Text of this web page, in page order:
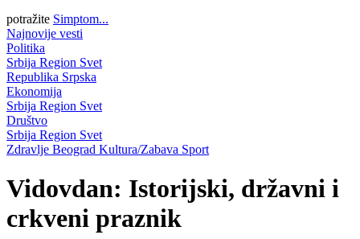
potražite Simptom...
Najnovije vesti
Politika
Srbija Region Svet
Republika Srpska
Ekonomija
Srbija Region Svet
Društvo
Srbija Region Svet
Zdravlje Beograd Kultura/Zabava Sport
Vidovdan: Istorijski, državni i
crkveni praznik